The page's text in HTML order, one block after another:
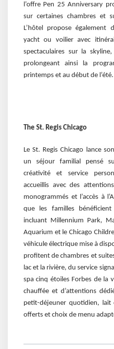
l’offre Pen 25 Anniversary
sur certaines chambres et
L’hôtel propose également
yacht ou voilier avec
spectaculaires sur la
prolongeant ainsi la
printemps et au début de l’été.
The St. Regis Chicago
Le St. Regis Chicago lance
un séjour familial pensé
créativité et service
accueillis avec des
monogrammés et l’accès à
que les familles bénéficient
incluant Millennium Park,
Aquarium et le Chicago
véhicule électrique mise à
profitent de chambres et
lac et la rivière, du service
spa cinq étoiles Forbes de la
chauffée et d’attentions
petit-déjeuner quotidien, lait
offerts et choix de menu